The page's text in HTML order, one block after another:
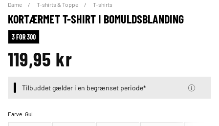
Dame T-shirts & Toppe T-shirts
KORTÆRMET T-SHIRT I BOMULDSBLANDING
3 FOR 300
119,95 kr
Tilbuddet gælder i en begrænset periode*
Farve:Gul